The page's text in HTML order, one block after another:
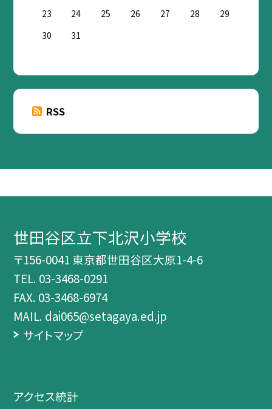
23
24 25 26 27 28
29
30
31
RSS
世田谷区立下北沢小学校
〒156-0041 東京都世田谷区大原1-4-6
TEL. 03-3468-0291
FAX. 03-3468-6974
MAIL. dai065@setagaya.ed.jp
サイトマップ
アクセス統計